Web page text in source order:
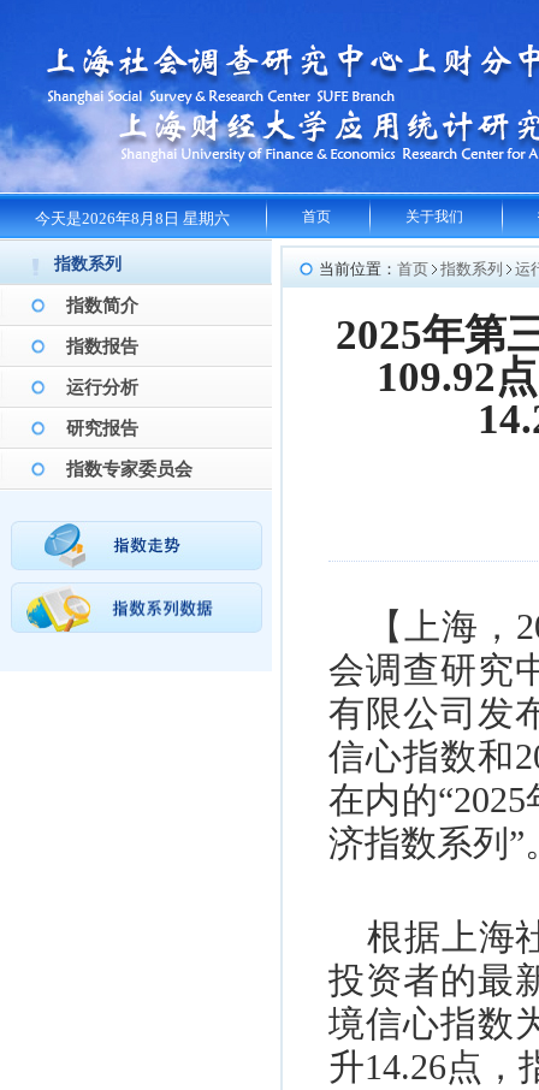
今天是2026年8月8日 星期六 首页 关于我们
指数系列
指数简介
指数报告
运行分析
研究报告
指数专家委员会
当前位置： 首页 指数系列 运
2025年第
109.92
【上海，
会调查研究
有限公司发
信心指数和
在内的“2025
济指数系列”
根据上海
投资者的最
境信心指数
升14.26点，